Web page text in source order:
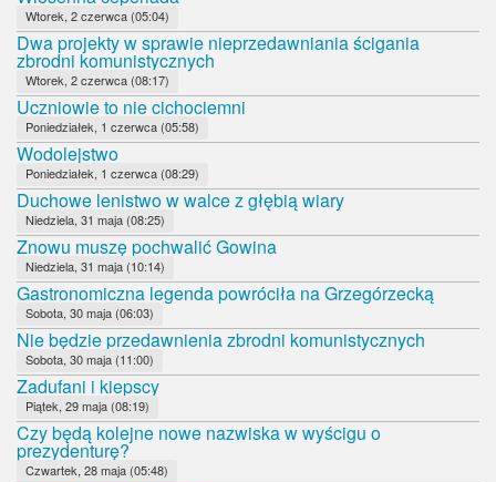
Wtorek, 2 czerwca (05:04)
Dwa projekty w sprawie nieprzedawniania ścigania
zbrodni komunistycznych
Wtorek, 2 czerwca (08:17)
Uczniowie to nie cichociemni
Poniedziałek, 1 czerwca (05:58)
Wodolejstwo
Poniedziałek, 1 czerwca (08:29)
Duchowe lenistwo w walce z głębią wiary
Niedziela, 31 maja (08:25)
Znowu muszę pochwalić Gowina
Niedziela, 31 maja (10:14)
Gastronomiczna legenda powróciła na Grzegórzecką
Sobota, 30 maja (06:03)
Nie będzie przedawnienia zbrodni komunistycznych
Sobota, 30 maja (11:00)
Zadufani i kiepscy
Piątek, 29 maja (08:19)
Czy będą kolejne nowe nazwiska w wyścigu o
prezydenturę?
Czwartek, 28 maja (05:48)